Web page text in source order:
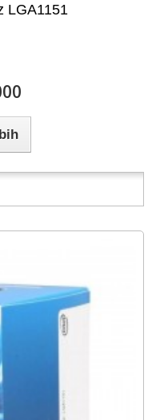
LGA1151